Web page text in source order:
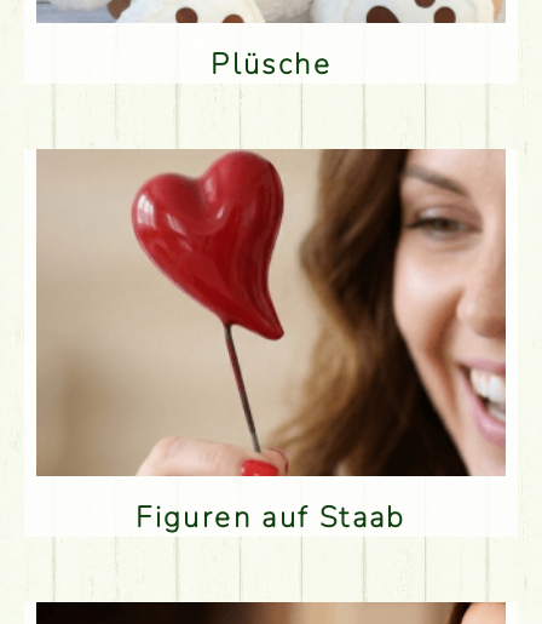
Plüsche
Figuren auf Staab